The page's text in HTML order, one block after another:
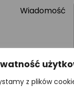
z plików
Wiadomość